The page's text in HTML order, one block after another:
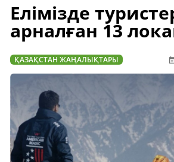
Елімізде
арналған 13
ҚАЗАҚСТАН ЖАҢАЛЫҚТАРЫ